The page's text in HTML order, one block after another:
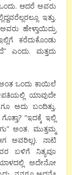
ಆದರೆ ಅವರು
ಇತ್ತು.
ಹೇಳ್ತಾಯಿದ್ರು
ಕರೆದುಕೊಂಡು
ಎಂದು. ಮತ್ತದು
ಅಂತ ಒಂದು ಕಾಯಿಲೆ
ಯಾವುದೇ
ಅದು ಬಂದಿತ್ತು.
“ಇದಕ್ಕೆ ಇಲ್ಲಿ
ಅಂತ. ಮುತ್ತಮ್ಮ
ಅವರಿಲ್ಲ). ನಾಟಿ
ಬಳಿಗೆ ನಿತ್ಯವೂ
ಅದೇನೋ